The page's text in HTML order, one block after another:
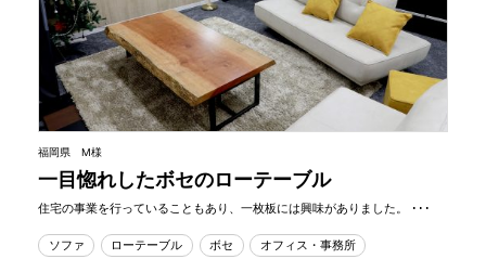
福岡県 M様
一目惚れしたボセのローテーブル
住宅の事業を行っていることもあり、一枚板には興味がありました。 ･･･
ソファ ローテーブル ボセ
オフィス・事務所